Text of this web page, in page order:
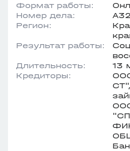
Формат работы:
Номер дела:
Регион:
Результат работы:
Длительность:
13
Кредиторы: